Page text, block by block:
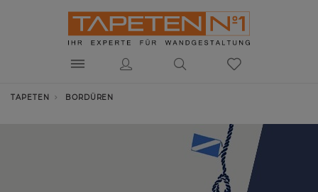
TAPETEN BORDÜREN